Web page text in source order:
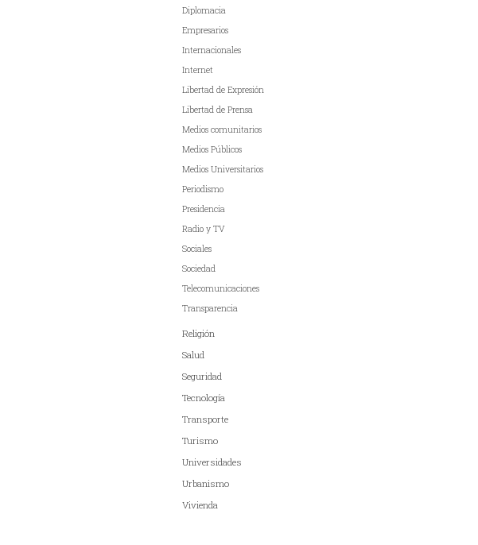
Diplomacia
Empresarios
Internacionales
Internet
Libertad de Expresión
Libertad de Prensa
Medios comunitarios
Medios Públicos
Medios Universitarios
Periodismo
Presidencia
Radio y TV
Sociales
Sociedad
Telecomunicaciones
Transparencia
Religión
Salud
Seguridad
Tecnología
Transporte
Turismo
Universidades
Urbanismo
Vivienda